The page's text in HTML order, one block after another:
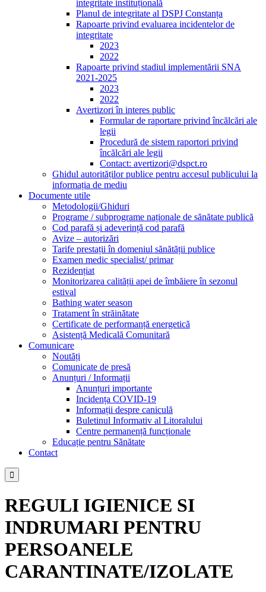
integritate instituțională
Planul de integritate al DSPJ Constanța
Rapoarte privind evaluarea incidentelor de
integritate
2023
2022
Rapoarte privind stadiul implementării SNA
2021-2025
2023
2022
Avertizori în interes public
Formular de raportare privind încălcări ale
legii
Procedură de sistem raportori privind
încălcări ale legii
Contact: avertizori@dspct.ro
Ghidul autorităților publice pentru accesul publicului la
informația de mediu
Documente utile
Metodologii/Ghiduri
Programe / subprograme naționale de sănătate publică
Cod parafă și adeverință cod parafă
Avize – autorizări
Tarife prestații în domeniul sănătății publice
Examen medic specialist/ primar
Rezidențiat
Monitorizarea calității apei de îmbăiere în sezonul
estival
Bathing water season
Tratament în străinătate
Certificate de performanță energetică
Asistență Medicală Comunitară
Comunicare
Noutăți
Comunicate de presă
Anunțuri / Informații
Anunțuri importante
Incidența COVID-19
Informații despre caniculă
Buletinul Informativ al Litoralului
Centre permanență funcționale
Educație pentru Sănătate
Contact

REGULI IGIENICE SI
INDRUMARI PENTRU
PERSOANELE
CARANTINATE/IZOLATE